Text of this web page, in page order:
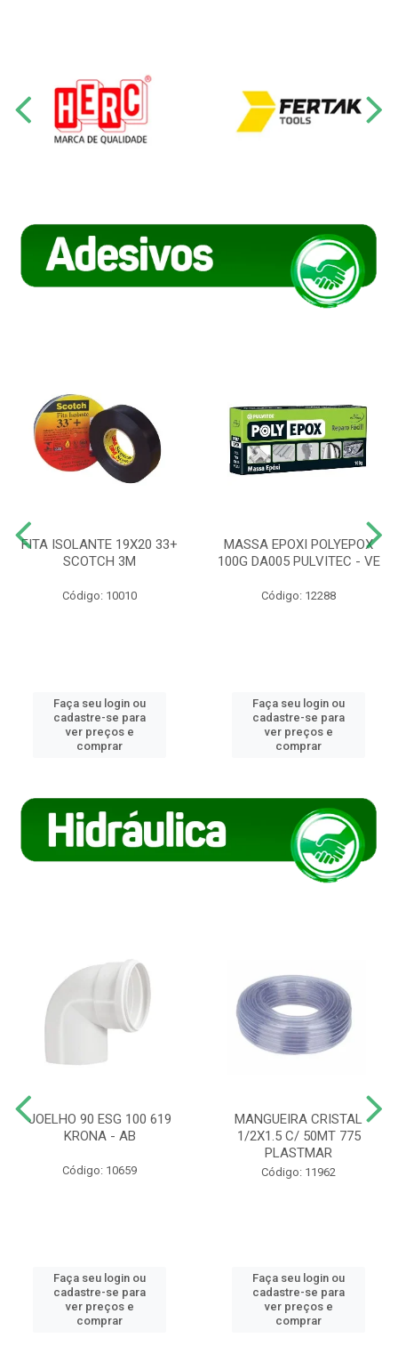
FITA ISOLANTE 19X20 33+
SCOTCH 3M
Código: 10010
Faça seu login ou
cadastre-se para
ver preços e
comprar
MASSA EPOXI POLYEPOX
100G DA005 PULVITEC - VE
Código: 12288
Faça seu login ou
cadastre-se para
ver preços e
comprar
JOELHO 90 ESG 100 619
KRONA - AB
Código: 10659
Faça seu login ou
cadastre-se para
ver preços e
comprar
MANGUEIRA CRISTAL
1/2X1.5 C/ 50MT 775
PLASTMAR
Código: 11962
Faça seu login ou
cadastre-se para
ver preços e
comprar